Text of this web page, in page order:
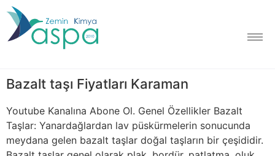
Bazalt taşı Fiyatları Karaman
Youtube Kanalına Abone Ol. Genel Özellikler Bazalt
Taşlar: Yanardağlardan lav püskürmelerin sonucunda
meydana gelen bazalt taşlar doğal taşların bir çeşididir.